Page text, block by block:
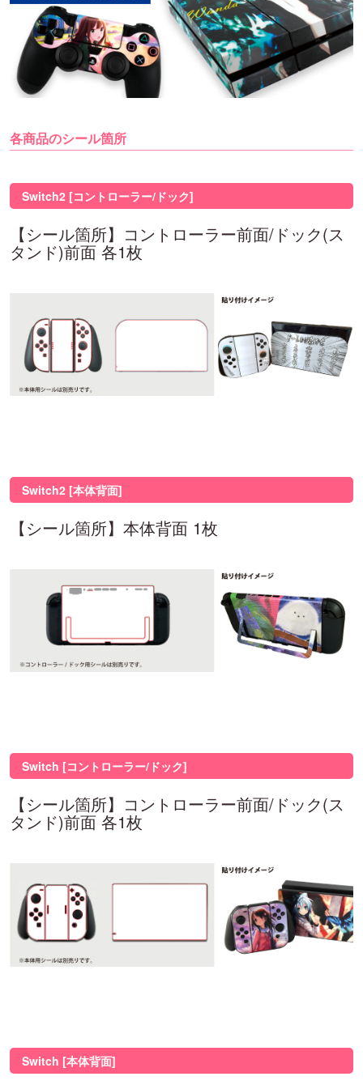
各商品のシール箇所
Switch2 [コントローラー/ドック]
【シール箇所】コントローラー前面/ドック(ス
タンド)前面 各1枚
Switch2 [本体背面]
【シール箇所】本体背面 1枚
Switch [コントローラー/ドック]
【シール箇所】コントローラー前面/ドック(ス
タンド)前面 各1枚
Switch [本体背面]